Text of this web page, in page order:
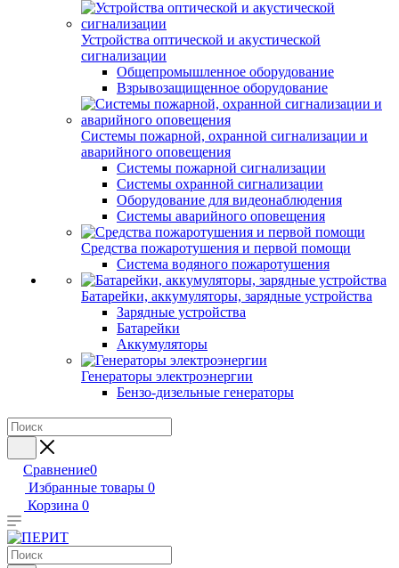
Устройства оптической и акустической
сигнализации
Общепромышленное оборудование
Взрывозащищенное оборудование
Системы пожарной, охранной сигнализации и
аварийного оповещения
Системы пожарной сигнализации
Системы охранной сигнализации
Оборудование для видеонаблюдения
Системы аварийного оповещения
Средства пожаротушения и первой помощи
Система водяного пожаротушения
Батарейки, аккумуляторы, зарядные устройства
Зарядные устройства
Батарейки
Аккумуляторы
Генераторы электроэнергии
Бензо-дизельные генераторы
Сравнение0
Избранные товары 0
Корзина 0